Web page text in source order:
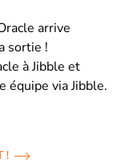
arrive
sortie !
à Jibble et
équipe via Jibble.
!